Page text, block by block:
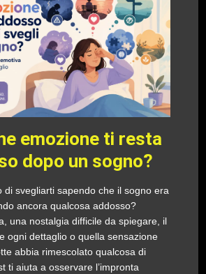
emozione ti resta
dopo un sogno?
di svegliarti sapendo che il sogno era
ancora qualcosa addosso?
una nostalgia difficile da spiegare, il
ogni dettaglio o quella sensazione
abbia rimescolato qualcosa di
ti aiuta a osservare l’impronta